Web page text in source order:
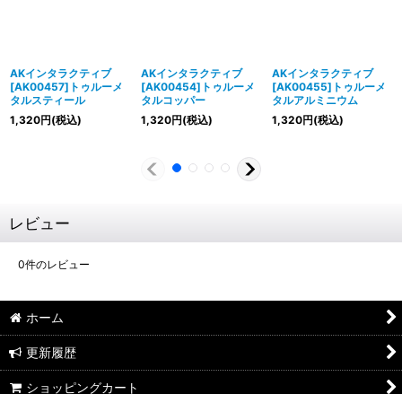
AKインタラクティブ
[AK00457]トゥルーメ
タルスティール
1,320円(税込)
AKインタラクティブ
[AK00454]トゥルーメ
タルコッパー
1,320円(税込)
AKインタラクティブ
[AK00455]トゥルーメ
タルアルミニウム
1,320円(税込)
レビュー
0件のレビュー
ホーム
更新履歴
ショッピングカート